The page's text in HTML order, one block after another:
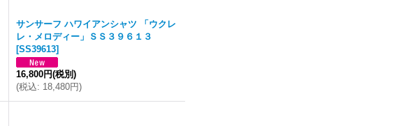
サンサーフ ハワイアンシャツ 「ウクレ
レ・メロディー」ＳＳ３９６１３
[SS39613]
16,800円(税別)
(税込: 18,480円)